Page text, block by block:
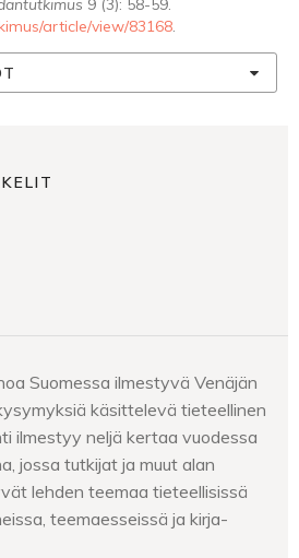
9 (3): 58-59.
article/view/83168.
Suomessa ilmestyvä Venäjän
käsittelevä tieteellinen
ilmestyy neljä kertaa vuodessa
jossa tutkijat ja muut alan
lehden teemaa tieteellisissä
teemaesseissä ja kirja-